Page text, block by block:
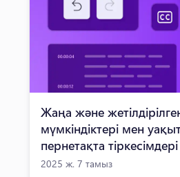
Жаңа және
мүмкіндіктері мен
пернетақта тіркесімдері
2025 ж. 7 тамыз